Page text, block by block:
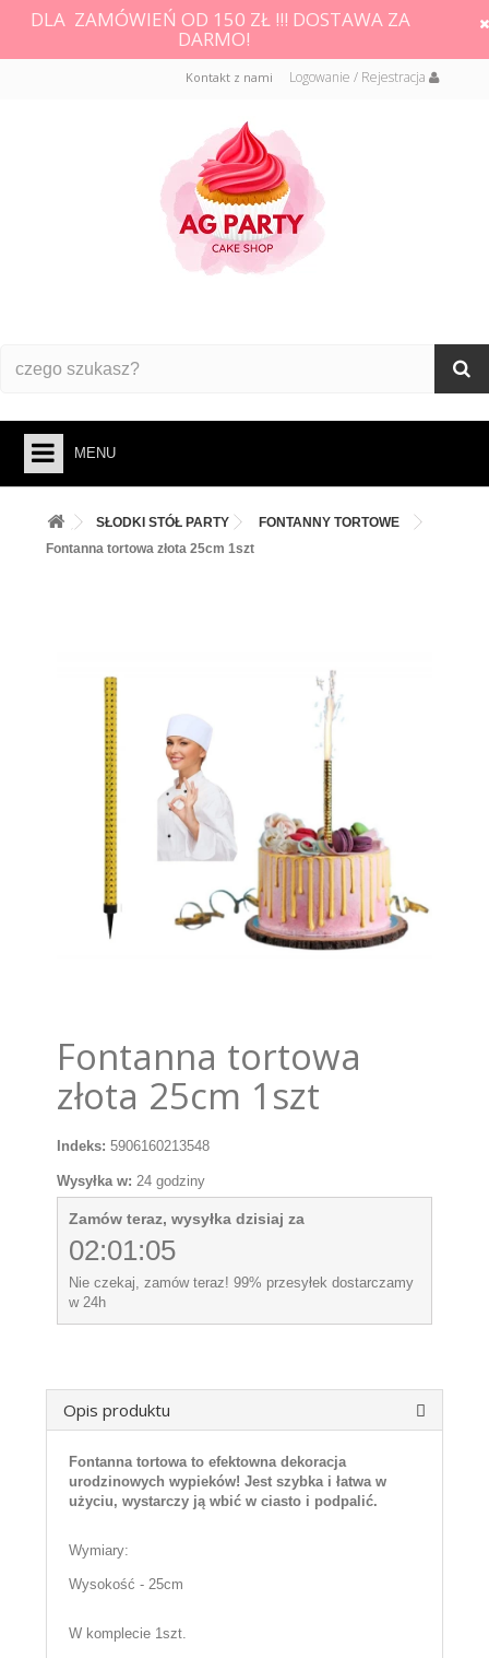
DLA ZAMÓWIEŃ OD 150 ZŁ !!! DOSTAWA ZA
DARMO!
Logowanie / Rejestracja
Kontakt z nami
MENU
PIECZENIE
AKCESORIA IMPREZOWE
UROCZYSTOŚCI
PODKŁADY /PRZEKŁADKI/WSPORNIKI/BANKETÓWKI
BUTLA Z HELEM
SŁODKI STÓŁ PARTY
FONTANNY TORTOWE
Fontanna tortowa złota 25cm 1szt
Fontanna tortowa
złota 25cm 1szt
Indeks: 5906160213548
Wysyłka w: 24 godziny
Zamów teraz, wysyłka dzisiaj za
02:01:04
Nie czekaj, zamów teraz! 99% przesyłek dostarczamy
w 24h
Opis produktu
Fontanna tortowa to efektowna dekoracja
urodzinowych wypieków! Jest szybka i łatwa w
użyciu, wystarczy ją wbić w ciasto i podpalić.
Wymiary:
Wysokość - 25cm
W komplecie 1szt.